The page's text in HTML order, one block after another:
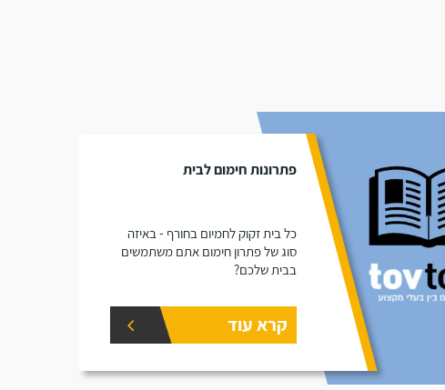
פתרונות חימום לבית
כל בית זקוק לחמיום בחורף - באיזה
סוג של פתרון חימום אתם משתמשים
בבית שלכם?
קרא עוד